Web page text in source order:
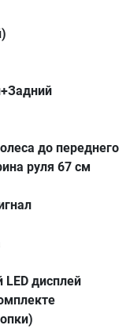
до переднего
руля 67 см
дисплей